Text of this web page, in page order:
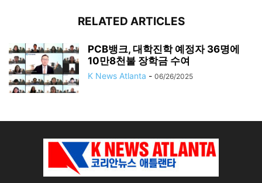
RELATED ARTICLES
PCB뱅크, 대학진학 예정자 36명에
10만8천불 장학금 수여
K News Atlanta - 06/26/2025